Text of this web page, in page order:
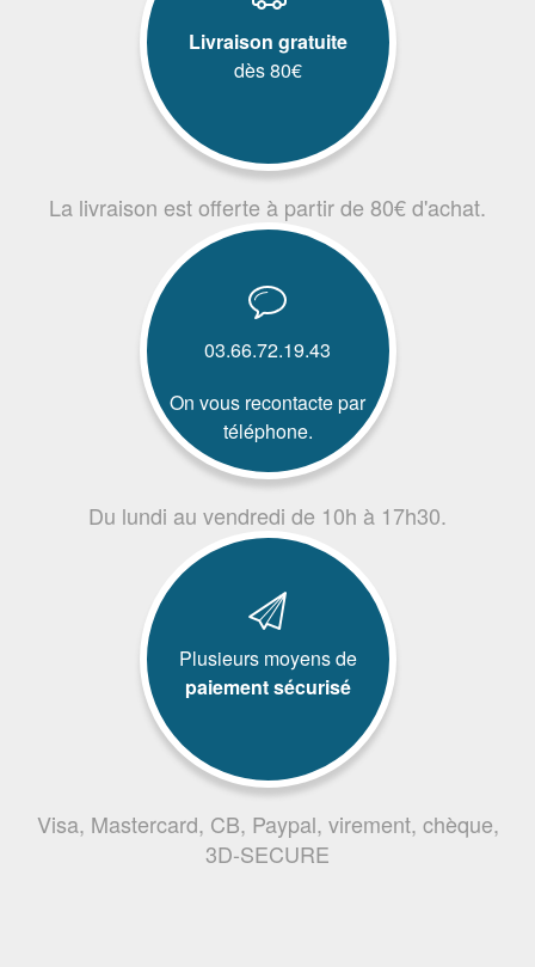
Livraison gratuite
dès 80€
La livraison est offerte à partir de 80€ d'achat.
03.66.72.19.43
On vous recontacte par
téléphone.
Du lundi au vendredi de 10h à 17h30.
Plusieurs moyens de
paiement sécurisé
Visa, Mastercard, CB, Paypal, virement, chèque,
3D-SECURE